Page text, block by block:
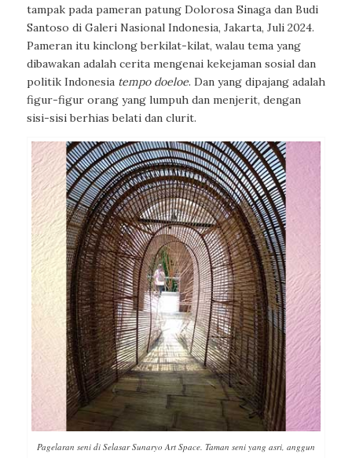
tampak pada pameran patung Dolorosa Sinaga dan Budi
Santoso di Galeri Nasional Indonesia, Jakarta, Juli 2024.
Pameran itu kinclong berkilat-kilat, walau tema yang
dibawakan adalah cerita mengenai kekejaman sosial dan
politik Indonesia tempo doeloe. Dan yang dipajang adalah
figur-figur orang yang lumpuh dan menjerit, dengan
sisi-sisi berhias belati dan clurit.
Pagelaran seni di Selasar Sunaryo Art Space. Taman seni yang asri, anggun